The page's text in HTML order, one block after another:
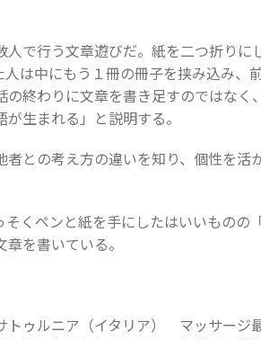
で行う文章遊びだ。紙を二つ折りに
は中にもう１冊の冊子を挟み込み、
終わりに文章を書き足すのではなく
生まれる」と説明する。
との考え方の違いを知り、個性を活
くペンと紙を手にしたはいいものの
を書いている。
ゥルニア（イタリア） マッサージ